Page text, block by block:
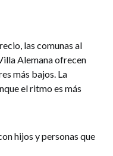
las comunas al
Alemana ofrecen
más bajos. La
el ritmo es más
hijos y personas que